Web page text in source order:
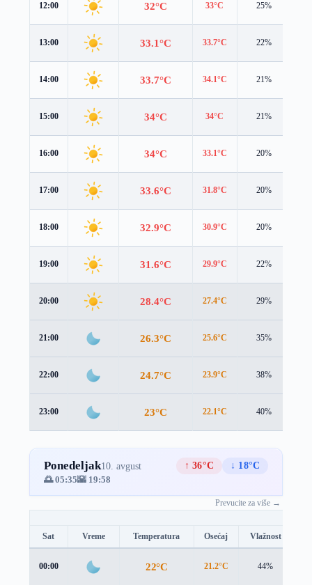
12:00 32°C 33°C 25%
13:00 33.1°C 33.7°C 22%
14:00 33.7°C 34.1°C 21%
15:00 34°C 34°C 21%
16:00 34°C 33.1°C 20%
17:00 33.6°C 31.8°C 20%
18:00 32.9°C 30.9°C 20%
19:00 31.6°C 29.9°C 22%
20:00 28.4°C 27.4°C 29%
21:00 26.3°C 25.6°C 35%
22:00 24.7°C 23.9°C 38%
23:00 23°C 22.1°C 40%
Ponedeljak10. avgust ↑ 36°C
↓ 18°C
🌅 05:35🌇 19:58
Prevucite za više →
Sat Vreme Temperatura Osećaj Vlažnost
00:00 22°C 21.2°C 44%